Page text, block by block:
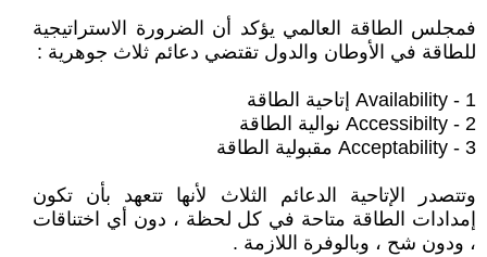
فمجلس الطاقة العالمي يؤكد أن الضرورة الاستراتيجية
للطاقة في الأوطان والدول تقتضي دعائم ثلاث جوهرية :
1 - Availability إتاحية الطاقة
2 - Accessibilty نوالية الطاقة
3 - Acceptability مقبولية الطاقة
وتتصدر الإتاحية الدعائم الثلاث لأنها تتعهد بأن تكون
إمدادات الطاقة متاحة في كل لحظة ، دون أي اختناقات
، ودون شح ، وبالوفرة اللازمة .